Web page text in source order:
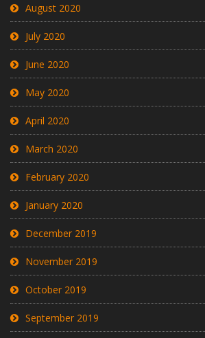
August 2020
July 2020
June 2020
May 2020
April 2020
March 2020
February 2020
January 2020
December 2019
November 2019
October 2019
September 2019